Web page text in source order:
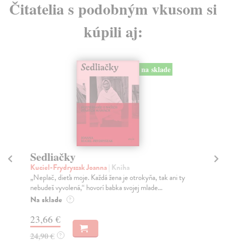
Čitatelia s podobným vkusom si
kúpili aj:
na sklade
Sedliačky
Kuciel-Frydryszak Joanna| Kniha
„Neplač, dieťa moje. Každá žena je otrokyňa, tak ani ty
nebudeš vyvolená,“ hovorí babka svojej mlade...
Na sklade ?
23,66 €
24,90 € ?